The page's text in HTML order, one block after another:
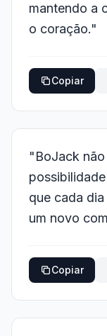
mantendo a
o coração."
Copiar
"BoJack
que cada
um novo
Copiar